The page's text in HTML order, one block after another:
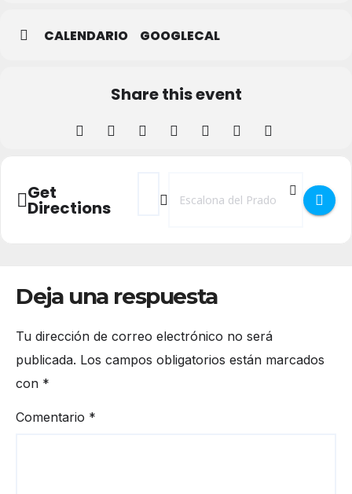
CALENDARIO GOOGLECAL
Share this event
Get
Directions
Address - Fiestas y Semana Cultural en
Destination Address - Fiestas y
Deja una respuesta
Tu dirección de correo electrónico no será
publicada. Los campos obligatorios están marcados
con *
Comentario *